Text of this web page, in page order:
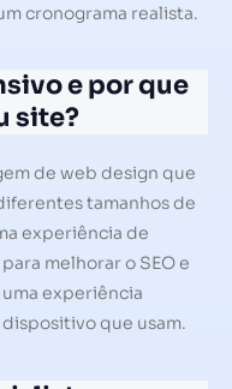
cronograma realista.
e por que
site?
de web design que
tamanhos de
experiência de
melhorar o SEO e
experiência
que usam.